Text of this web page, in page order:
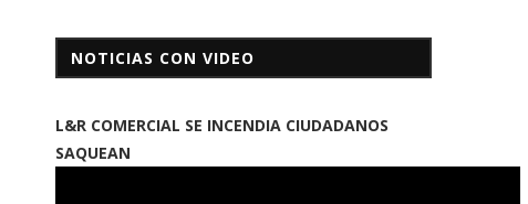
NOTICIAS CON VIDEO
L&R COMERCIAL SE INCENDIA CIUDADANOS
SAQUEAN